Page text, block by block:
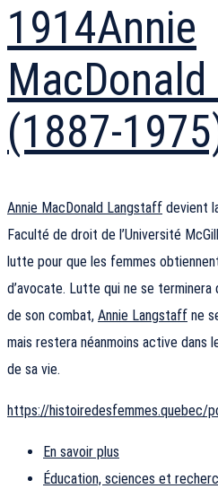
1914Annie
(1887-
Annie MacDonald Langstaff devient
Faculté de droit de l’Université
lutte pour que les femmes
d’avocate. Lutte qui ne se terminera
de son combat, Annie Langstaff ne
mais restera néanmoins active dans
de sa vie.
https://histoiredesfemmes.quebec/
En savoir plus
Éducation, sciences et